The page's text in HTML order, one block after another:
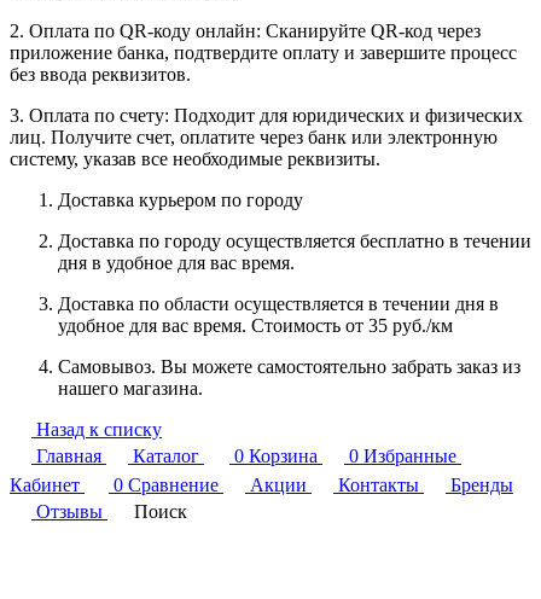
2. Оплата по QR-коду онлайн: Сканируйте QR-код через
приложение банка, подтвердите оплату и завершите процесс
без ввода реквизитов.
3. Оплата по счету: Подходит для юридических и физических
лиц. Получите счет, оплатите через банк или электронную
систему, указав все необходимые реквизиты.
Доставка курьером по городу
Доставка по городу осуществляется бесплатно в течении
дня в удобное для вас время.
Доставка по области осуществляется в течении дня в
удобное для вас время. Стоимость от 35 руб./км
Самовывоз. Вы можете самостоятельно забрать заказ из
нашего магазина.
Назад к списку
Главная
Каталог 0 Корзина 0 Избранные
Кабинет
0 Сравнение Акции Контакты
Бренды
Отзывы
Поиск